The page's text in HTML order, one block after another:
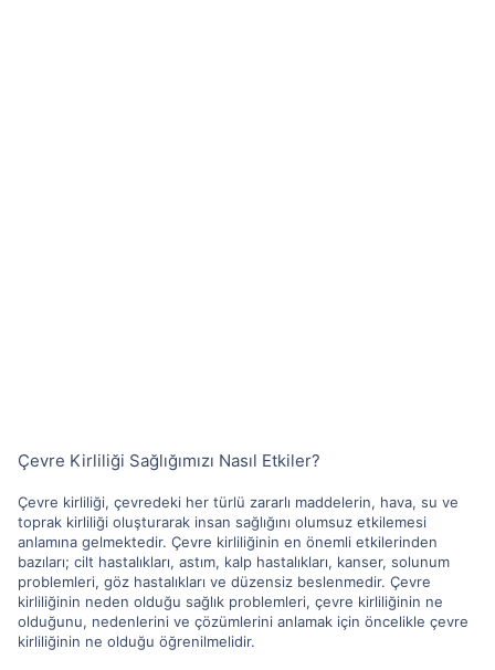
Çevre Kirliliği Sağlığımızı Nasıl Etkiler?
Çevre kirliliği, çevredeki her türlü zararlı maddelerin, hava, su ve
toprak kirliliği oluşturarak insan sağlığını olumsuz etkilemesi
anlamına gelmektedir. Çevre kirliliğinin en önemli etkilerinden
bazıları; cilt hastalıkları, astım, kalp hastalıkları, kanser, solunum
problemleri, göz hastalıkları ve düzensiz beslenmedir. Çevre
kirliliğinin neden olduğu sağlık problemleri, çevre kirliliğinin ne
olduğunu, nedenlerini ve çözümlerini anlamak için öncelikle çevre
kirliliğinin ne olduğu öğrenilmelidir.